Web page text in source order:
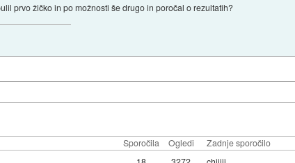
prvo žičko in po možnosti še drugo in poročal o rezultatih?
Sporočila Ogledi Zadnje sporočilo